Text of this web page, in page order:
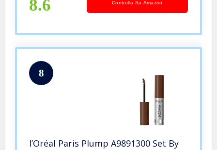
8.6 Controlla Su Amazon
8
l’Oréal Paris Plump A9891300 Set By